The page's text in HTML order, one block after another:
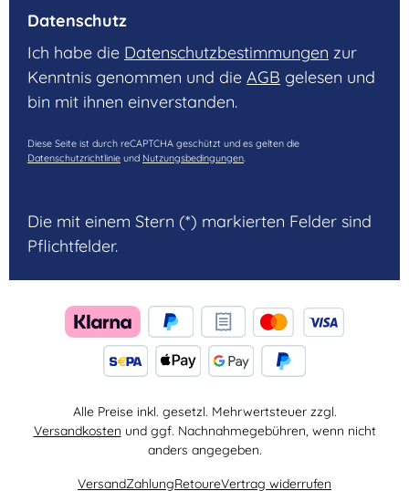
Datenschutz
Ich habe die Datenschutzbestimmungen zur
Kenntnis genommen und die AGB gelesen und
bin mit ihnen einverstanden.
Diese Seite ist durch reCAPTCHA geschützt und es gelten die
Datenschutzrichtlinie und Nutzungsbedingungen.
Die mit einem Stern (*) markierten Felder sind
Pflichtfelder.
Alle Preise inkl. gesetzl. Mehrwertsteuer zzgl.
Versandkosten und ggf. Nachnahmegebühren, wenn nicht
anders angegeben.
VersandZahlungRetoureVertrag widerrufen